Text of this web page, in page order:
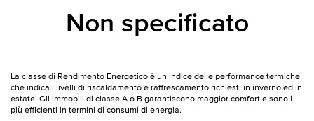
Non specificato
La classe di Rendimento Energetico è un indice delle performance termiche
che indica i livelli di riscaldamento e raffrescamento richiesti in inverno ed in
estate. Gli immobili di classe A o B garantiscono maggior comfort e sono i
più efficienti in termini di consumi di energia.